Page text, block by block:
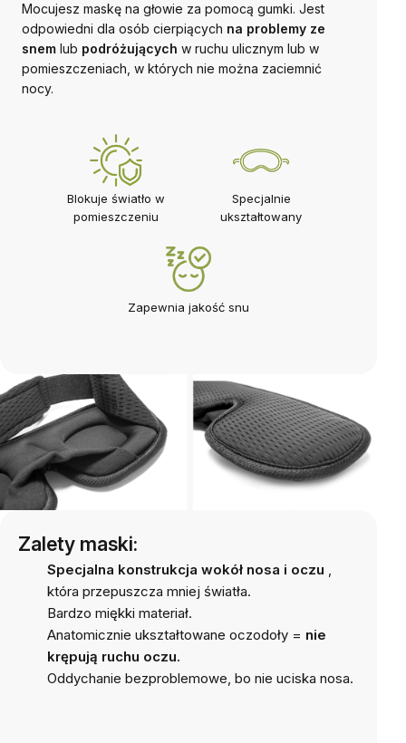
Mocujesz maskę na głowie za pomocą gumki. Jest
odpowiedni dla osób cierpiących na problemy ze
snem lub podróżujących w ruchu ulicznym lub w
pomieszczeniach, w których nie można zaciemnić
nocy.
Blokuje światło w
pomieszczeniu
Specjalnie
ukształtowany
Zapewnia jakość snu
Zalety maski:
Specjalna konstrukcja wokół nosa i oczu ,
która przepuszcza mniej światła.
Bardzo miękki materiał.
Anatomicznie ukształtowane oczodoły = nie
krępują ruchu oczu.
Oddychanie bezproblemowe, bo nie uciska nosa.